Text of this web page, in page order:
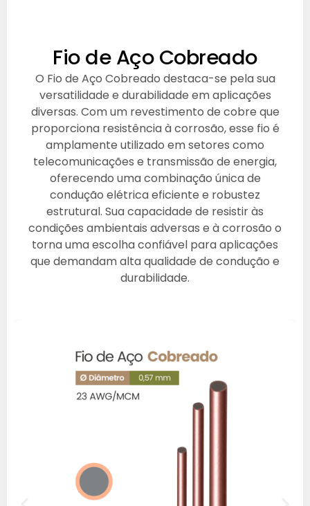
Fio de Aço Cobreado
O Fio de Aço Cobreado destaca-se pela sua
versatilidade e durabilidade em aplicações
diversas. Com um revestimento de cobre que
proporciona resistência à corrosão, esse fio é
amplamente utilizado em setores como
telecomunicações e transmissão de energia,
oferecendo uma combinação única de
condução elétrica eficiente e robustez
estrutural. Sua capacidade de resistir às
condições ambientais adversas e à corrosão o
torna uma escolha confiável para aplicações
que demandam alta qualidade de condução e
durabilidade.